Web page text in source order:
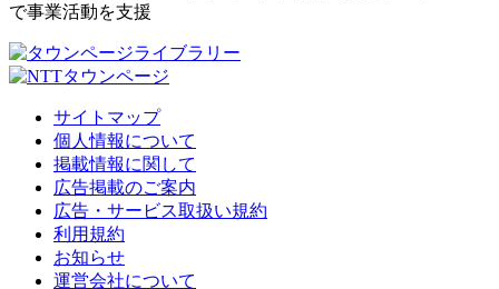
で事業活動を支援
サイトマップ
個人情報について
掲載情報に関して
広告掲載のご案内
広告・サービス取扱い規約
利用規約
お知らせ
運営会社について